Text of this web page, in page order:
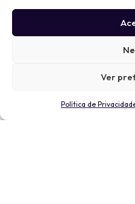
Ver
Política de